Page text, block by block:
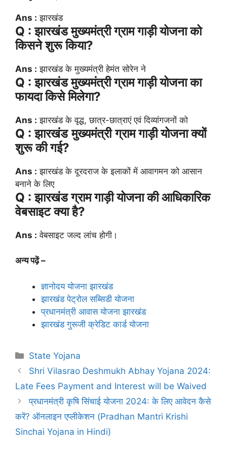
Ans : झारखंड
Q : झारखंड मुख्यमंत्री ग्राम गाड़ी योजना को
किसने शुरू किया?
Ans : झारखंड के मुख्यमंत्री हेमंत सोरेन ने
Q : झारखंड मुख्यमंत्री ग्राम गाड़ी योजना का
फायदा किसे मिलेगा?
Ans : झारखंड के वृद्ध, छात्र-छात्राएं एवं दिव्यांगजनों को
Q : झारखंड मुख्यमंत्री ग्राम गाड़ी योजना क्यों
शुरू की गई?
Ans : झारखंड के दूरदराज के इलाकों में आवागमन को आसान
बनाने के लिए
Q : झारखंड ग्राम गाड़ी योजना की आधिकारिक
वेबसाइट क्या है?
Ans : वेबसाइट जल्द लांच होगी।
अन्य पढ़ें –
ज्ञानोदय योजना झारखंड
झारखंड पेट्रोल सब्सिडी योजना
प्रधानमंत्री आवास योजना झारखंड
झारखंड गुरूजी क्रेडिट कार्ड योजना
Categories
State Yojana
Shri Vilasrao Deshmukh Abhay Yojana 2024:
Late Fees Payment and Interest will be Waived
प्रधानमंत्री कृषि सिंचाई योजना 2024: के लिए आवेदन कैसे
करें? ऑनलाइन एप्लीकेशन (Pradhan Mantri Krishi
Sinchai Yojana in Hindi)